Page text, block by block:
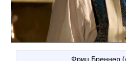
Фриц Бреннер (